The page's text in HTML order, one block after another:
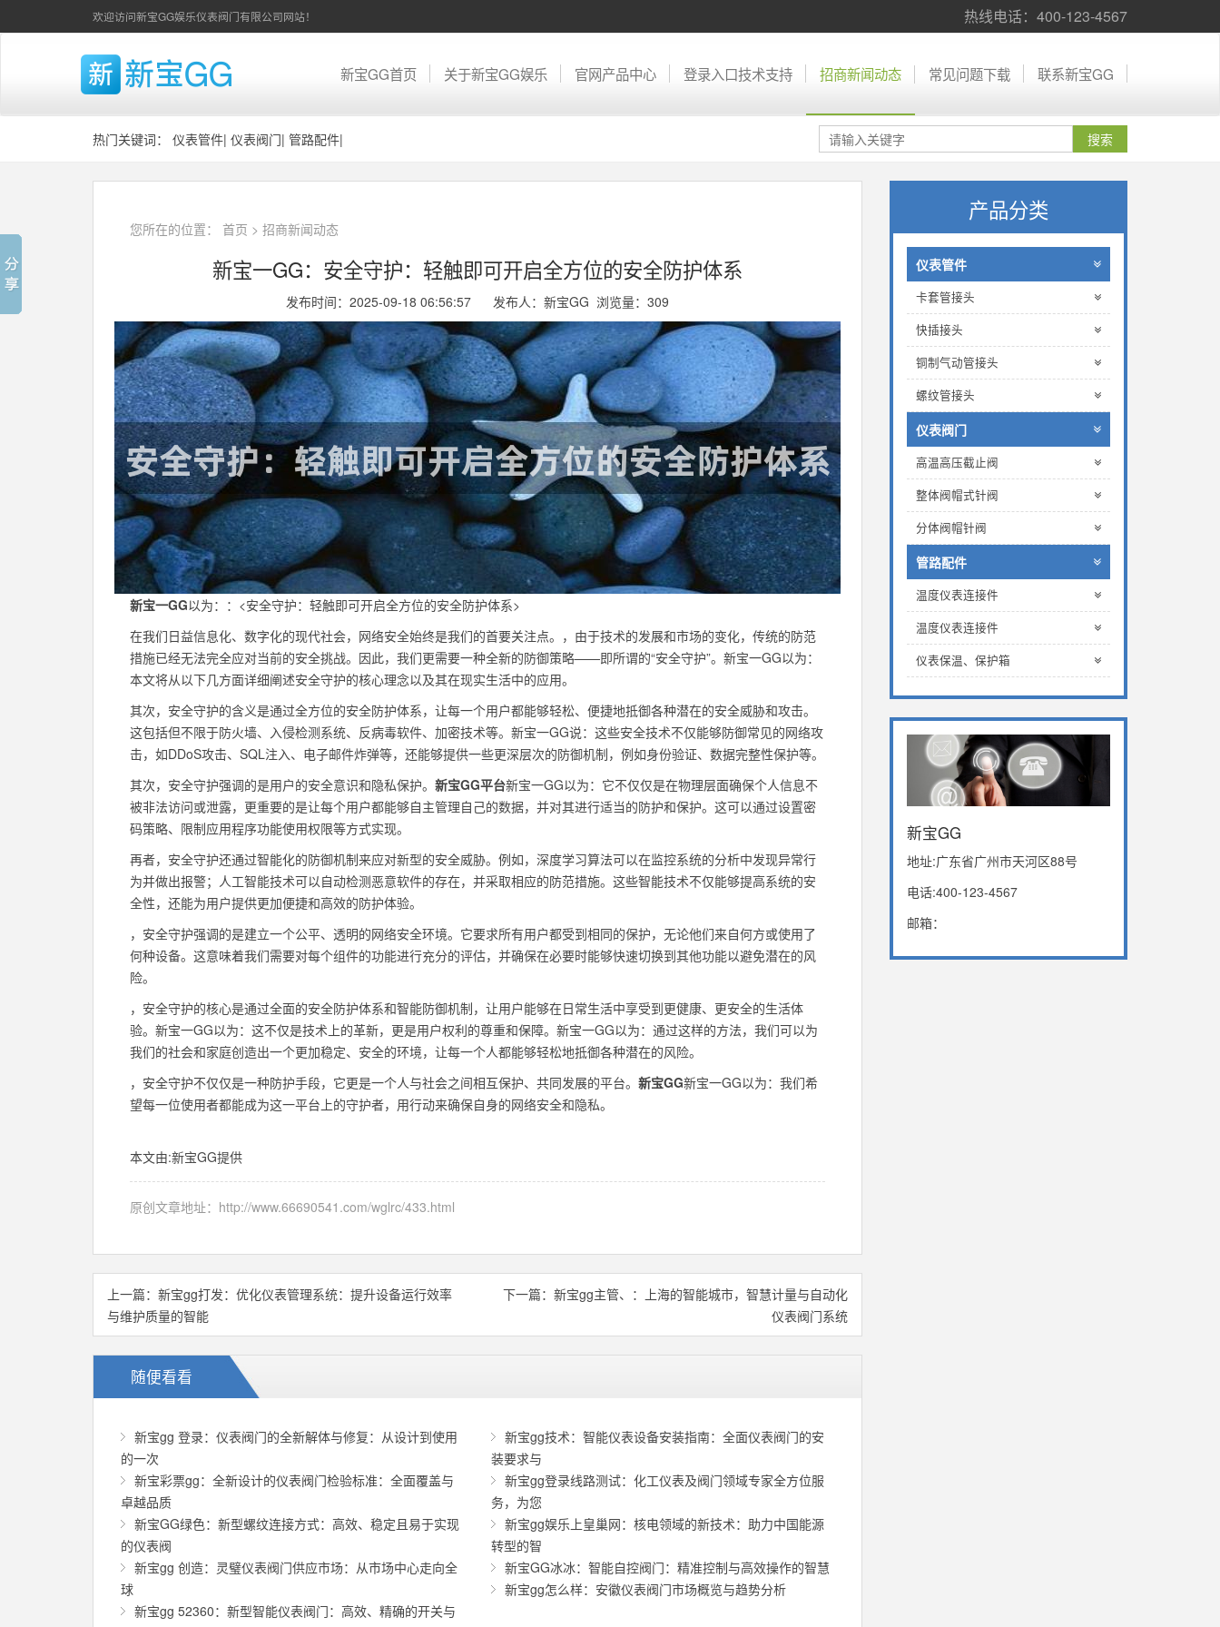
欢迎访问新宝GG娱乐仪表阀门有限公司网站！ 热线电话：400-123-4567
新宝GG首页 关于新宝GG娱乐 官网产品中心 登录入口技术支持 招商新闻动态 常见问题下载 联系新宝GG
热门关键词： 仪表管件| 仪表阀门| 管路配件|
您所在的位置： 首页 > 招商新闻动态
新宝一GG：安全守护：轻触即可开启全方位的安全防护体系
发布时间：2025-09-18 06:56:57 发布人：新宝GG 浏览量： 309
新宝一GG以为：：<安全守护：轻触即可开启全方位的安全防护体系>
在我们日益信息化、数字化的现代社会，网络安全始终是我们的首要关注点。，由于技术的发展和市场的变化，传统的防范
措施已经无法完全应对当前的安全挑战。因此，我们更需要一种全新的防御策略——即所谓的“安全守护”。新宝一GG以为：
本文将从以下几方面详细阐述安全守护的核心理念以及其在现实生活中的应用。
其次，安全守护的含义是通过全方位的安全防护体系，让每一个用户都能够轻松、便捷地抵御各种潜在的安全威胁和攻击。
这包括但不限于防火墙、入侵检测系统、反病毒软件、加密技术等。新宝一GG说：这些安全技术不仅能够防御常见的网络攻
击，如DDoS攻击、SQL注入、电子邮件炸弹等，还能够提供一些更深层次的防御机制，例如身份验证、数据完整性保护等。
其次，安全守护强调的是用户的安全意识和隐私保护。 新宝GG平台新宝一GG以为：它不仅仅是在物理层面确保个人信息不
被非法访问或泄露，更重要的是让每个用户都能够自主管理自己的数据，并对其进行适当的防护和保护。这可以通过设置密
码策略、限制应用程序功能使用权限等方式实现。
再者，安全守护还通过智能化的防御机制来应对新型的安全威胁。例如，深度学习算法可以在监控系统的分析中发现异常行
为并做出报警；人工智能技术可以自动检测恶意软件的存在，并采取相应的防范措施。这些智能技术不仅能够提高系统的安
全性，还能为用户提供更加便捷和高效的防护体验。
，安全守护强调的是建立一个公平、透明的网络安全环境。它要求所有用户都受到相同的保护，无论他们来自何方或使用了
何种设备。这意味着我们需要对每个组件的功能进行充分的评估，并确保在必要时能够快速切换到其他功能以避免潜在的风
险。
，安全守护的核心是通过全面的安全防护体系和智能防御机制，让用户能够在日常生活中享受到更健康、更安全的生活体
验。新宝一GG以为：这不仅是技术上的革新，更是用户权利的尊重和保障。新宝一GG以为：通过这样的方法，我们可以为
我们的社会和家庭创造出一个更加稳定、安全的环境，让每一个人都能够轻松地抵御各种潜在的风险。
，安全守护不仅仅是一种防护手段，它更是一个人与社会之间相互保护、共同发展的平台。 新宝GG新宝一GG以为：我们希
望每一位使用者都能成为这一平台上的守护者，用行动来确保自身的网络安全和隐私。
本文由:新宝GG提供
原创文章地址： http://www.66690541.com/wglrc/433.html
上一篇： 新宝gg打发：优化仪表管理系统：提升设备运行效率
与维护质量的智能
下一篇： 新宝gg主管、：上海的智能城市，智慧计量与自动化
仪表阀门系统
随便看看
新宝gg 登录：仪表阀门的全新解体与修复：从设计到使用
的一次
新宝gg技术：智能仪表设备安装指南：全面仪表阀门的安
装要求与
新宝彩票gg：全新设计的仪表阀门检验标准：全面覆盖与
卓越品质
新宝gg登录线路测试：化工仪表及阀门领域专家全方位服
务，为您
新宝GG绿色：新型螺纹连接方式：高效、稳定且易于实现
的仪表阀
新宝gg娱乐上皇巢网：核电领域的新技术：助力中国能源
转型的智
新宝gg 创造：灵璧仪表阀门供应市场：从市场中心走向全
球
新宝GG冰冰：智能自控阀门：精准控制与高效操作的智慧
新宝gg怎么样：安徽仪表阀门市场概览与趋势分析
新宝gg 52360：新型智能仪表阀门：高效、精确的开关与
产品分类
仪表管件
卡套管接头
快插接头
铜制气动管接头
螺纹管接头
仪表阀门
高温高压截止阀
整体阀帽式针阀
分体阀帽针阀
管路配件
温度仪表连接件
温度仪表连接件
仪表保温、保护箱
新宝GG
地址:广东省广州市天河区88号
电话:400-123-4567
邮箱：